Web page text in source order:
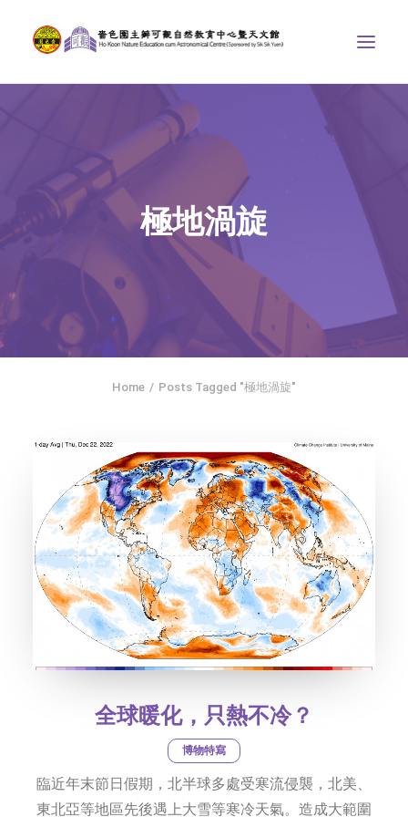
天文館
博物天地
比賽/專題計劃
聯絡我們
SEARCH
社交平台
極地渦旋
Home Posts Tagged "極地渦旋"
全球暖化，只熱不冷？
博物特寫
臨近年末節日假期，北半球多處受寒流侵襲，北美、
東北亞等地區先後遇上大雪等寒冷天氣。造成大範圍